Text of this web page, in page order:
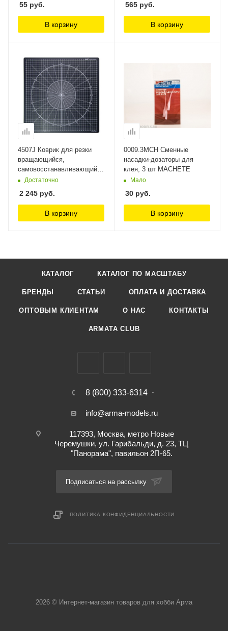
55 руб.
В корзину
ManWah
565 руб.
В корзину
4507J Коврик для резки
вращающийся,
самовосстанавливающийся
4-х слойный, 350 х 350 Jas
Достаточно
2 245 руб.
В корзину
0009.3MCH Сменные
насадки-дозаторы для
клея, 3 шт MACHETE
Мало
30 руб.
В корзину
КАТАЛОГ КАТАЛОГ ПО МАСШТАБУ
БРЕНДЫ СТАТЬИ ОПЛАТА И ДОСТАВКА
ОПТОВЫМ КЛИЕНТАМ О НАС КОНТАКТЫ
ARMATA CLUB
8 (800) 333-6314
info@arma-models.ru
117393, Москва, метро Новые
Черемушки, ул. Гарибальди, д. 23, ТЦ
"Панорама", павильон 2П-65.
Подписаться на рассылку
ПОЛИТИКА КОНФИДЕНЦИАЛЬНОСТИ
2026 © Интернет-магазин товаров для хобби Арма